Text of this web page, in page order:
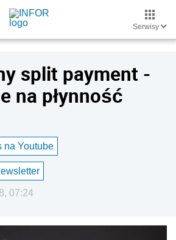
Serwisy
split payment -
na płynność
na Youtube
07:24